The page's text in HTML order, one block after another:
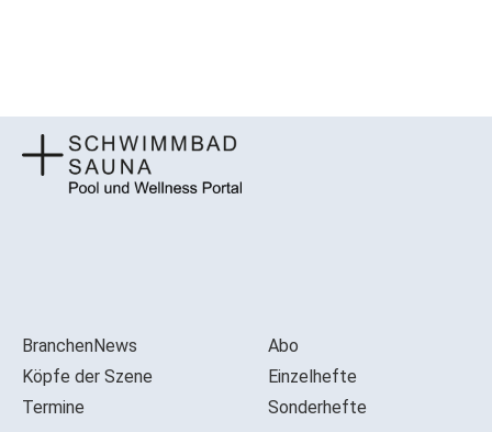
BranchenNews
Köpfe der Szene
Termine
Abo
Einzelhefte
Sonderhefte